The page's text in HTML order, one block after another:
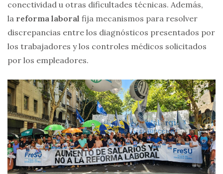
conectividad u otras dificultades técnicas. Además,
la reforma laboral fija mecanismos para resolver
discrepancias entre los diagnósticos presentados por
los trabajadores y los controles médicos solicitados
por los empleadores.